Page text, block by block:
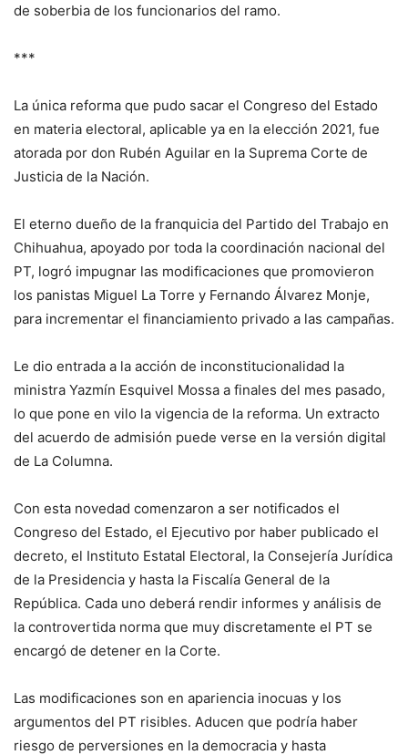
de soberbia de los funcionarios del ramo.
***
La única reforma que pudo sacar el Congreso del Estado
en materia electoral, aplicable ya en la elección 2021, fue
atorada por don Rubén Aguilar en la Suprema Corte de
Justicia de la Nación.
El eterno dueño de la franquicia del Partido del Trabajo en
Chihuahua, apoyado por toda la coordinación nacional del
PT, logró impugnar las modificaciones que promovieron
los panistas Miguel La Torre y Fernando Álvarez Monje,
para incrementar el financiamiento privado a las campañas.
Le dio entrada a la acción de inconstitucionalidad la
ministra Yazmín Esquivel Mossa a finales del mes pasado,
lo que pone en vilo la vigencia de la reforma. Un extracto
del acuerdo de admisión puede verse en la versión digital
de La Columna.
Con esta novedad comenzaron a ser notificados el
Congreso del Estado, el Ejecutivo por haber publicado el
decreto, el Instituto Estatal Electoral, la Consejería Jurídica
de la Presidencia y hasta la Fiscalía General de la
República. Cada uno deberá rendir informes y análisis de
la controvertida norma que muy discretamente el PT se
encargó de detener en la Corte.
Las modificaciones son en apariencia inocuas y los
argumentos del PT risibles. Aducen que podría haber
riesgo de perversiones en la democracia y hasta